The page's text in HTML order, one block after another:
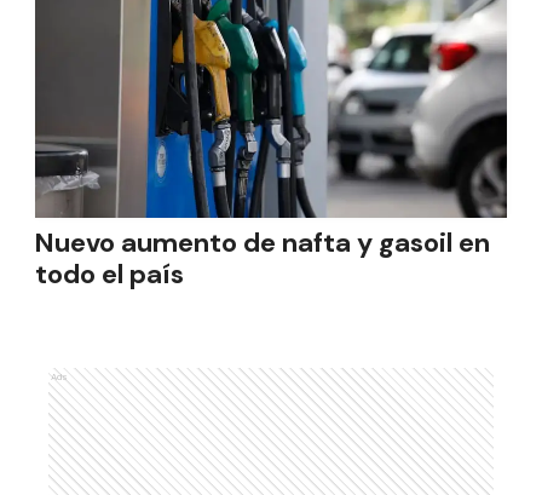
Nuevo aumento de nafta y gasoil en
todo el país
Ads